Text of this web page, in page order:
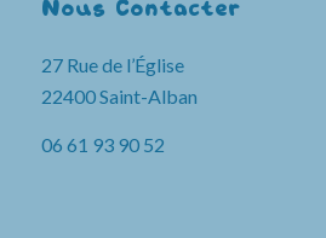
Nous Contacter
27 Rue de l’Église
22400 Saint-Alban
06 61 93 90 52